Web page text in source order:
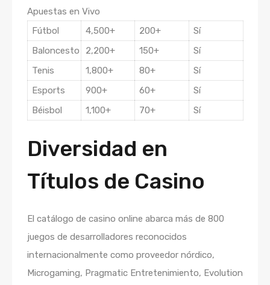
Apuestas en Vivo
Fútbol
4,500+ 200+
Sí
Baloncesto
2,200+ 150+
Sí
Tenis
1,800+ 80+
Sí
Esports
900+ 60+
Sí
Béisbol
1,100+ 70+ Sí
Diversidad en
Títulos de Casino
El catálogo de casino online abarca más de 800
juegos de desarrolladores reconocidos
internacionalmente como proveedor nórdico,
Microgaming, Pragmatic Entretenimiento, Evolution